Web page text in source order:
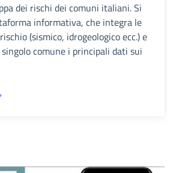
dei rischi dei comuni italiani. Si
informativa, che integra le
(sismico, idrogeologico ecc.) e
comune i principali dati sui